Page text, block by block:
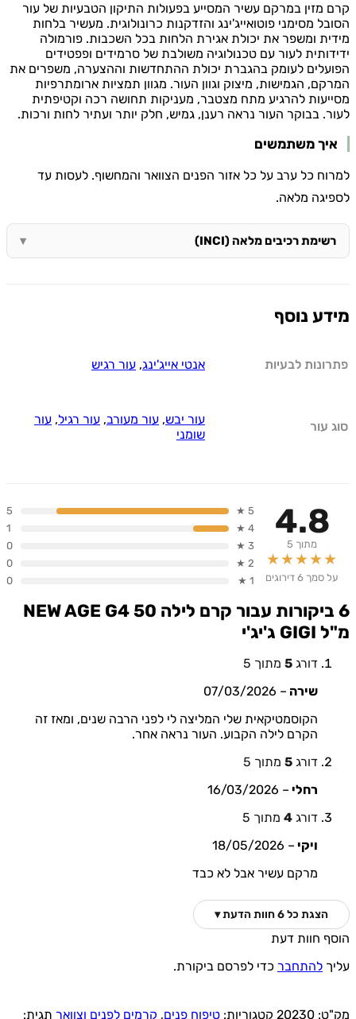
קרם מזין במרקם עשיר המסייע בפעולות התיקון הטבעיות של עור
הסובל מסימני פוטואייג'ינג והזדקנות כרונולוגית. מעשיר בלחות
מידית ומשפר את יכולת אגירת הלחות בכל השכבות. פורמולה
ידידותית לעור עם טכנולוגיה משולבת של סרמידים ופפטידים
הפועלים לעומק בהגברת יכולת ההתחדשות וההצערה, משפרים את
המרקם, הגמישות, מיצוק וגוון העור. מגוון תמציות ארומתרפיות
מסייעות להרגיע מתח מצטבר, מעניקות תחושה רכה וקטיפתית
לעור. בבוקר העור נראה רענן, גמיש, חלק יותר ועתיר לחות ורכות.
איך משתמשים
למרוח כל ערב על כל אזור הפנים הצוואר והמחשוף. לעסות עד
לספיגה מלאה.
רשימת רכיבים מלאה (INCI)
מידע נוסף
פתרונות לבעיות אנטי אייג'ינג, עור רגיש
סוג עור עור יבש, עור מעורב, עור רגיל, עור
שומני
4.8
מתוך 5
★★★★★
על סמך 6 דירוגים
5 ★
5
4 ★
1
3 ★
0
2 ★
0
1 ★
0
6 ביקורות עבור
קרם לילה NEW AGE G4 50
מ"ל GIGI ג'יג'י
דורג 5 מתוך 5
שירה –
07/03/2026
הקוסמטיקאית שלי המליצה לי לפני הרבה שנים, ומאז זה
הקרם לילה הקבוע. העור נראה אחר.
דורג 5 מתוך 5
רחלי –
16/03/2026
דורג 4 מתוך 5
ויקי –
18/05/2026
מרקם עשיר אבל לא כבד
הצגת כל 6 חוות הדעת ▾
הוסף חוות דעת
עליך להתחבר כדי לפרסם ביקורת.
מק"ט: 20230 קטגוריות: טיפוח פנים, קרמים לפנים וצוואר תגית: